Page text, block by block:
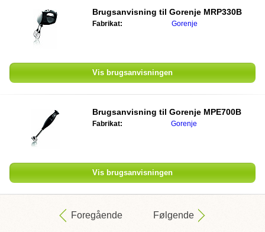
Brugsanvisning til Gorenje MRP330B
Fabrikat: Gorenje
Vis brugsanvisningen
Brugsanvisning til Gorenje MPE700B
Fabrikat: Gorenje
Vis brugsanvisningen
Foregående Følgende